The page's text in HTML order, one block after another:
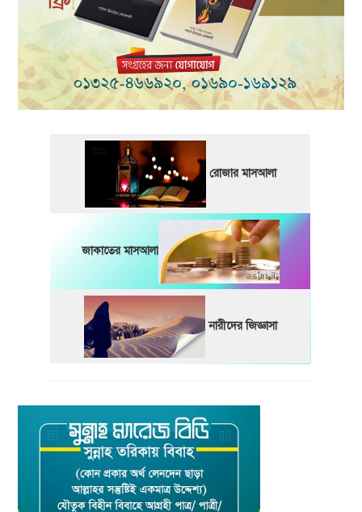
রোজার মাসআলা
জাকাতের মাসআলা
নারীদের জিজ্ঞাসা